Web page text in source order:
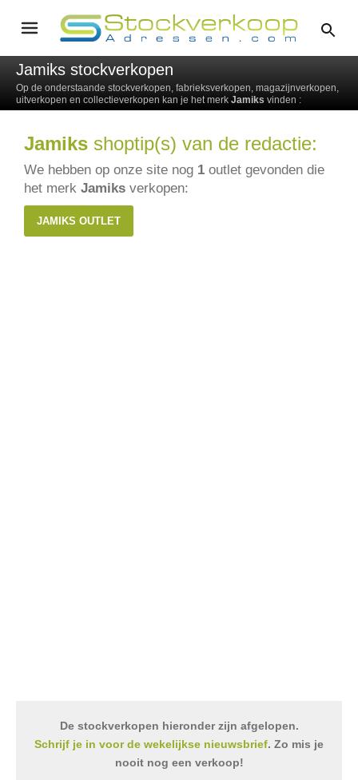
Jamiks stockverkopen
Op de onderstaande stockverkopen, fabrieksverkopen, magazijnverkopen,
uitverkopen en collectieverkopen kan je het merk Jamiks vinden :
Jamiks shoptip(s) van de redactie:
We hebben op onze site nog 1 outlet gevonden die
het merk Jamiks verkopen:
JAMIKS OUTLET
De stockverkopen hieronder zijn afgelopen.
Schrijf je in voor de wekelijkse nieuwsbrief. Zo mis je
nooit nog een verkoop!